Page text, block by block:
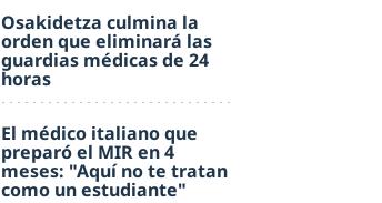
Osakidetza culmina la
orden que eliminará las
guardias médicas de 24
horas
El médico italiano que
preparó el MIR en 4
meses: "Aquí no te tratan
como un estudiante"